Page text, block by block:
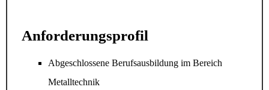
Anforderungsprofil
Abgeschlossene Berufsausbildung im Bereich
Metalltechnik